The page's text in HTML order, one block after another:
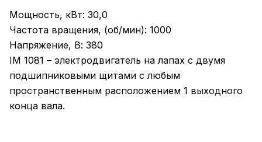
Мощность, кВт: 30,0
Частота вращения, (об/мин): 1000
Напряжение, В: 380
IM 1081 – электродвигатель на лапах с двумя
подшипниковыми щитами с любым
пространственным расположением 1 выходного
конца вала.